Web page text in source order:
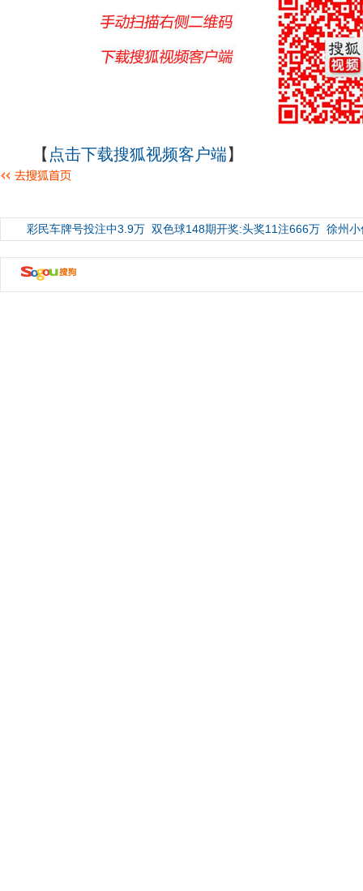
【 点击下载搜狐视频客户端】
彩民车牌号投注中3.9万 双色球148期开奖:头奖11注666万 徐州